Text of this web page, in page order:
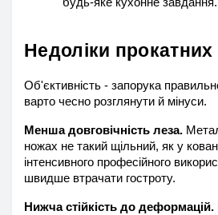
Недоліки
Об'єктивність - запорука
варто чесно розглянути й мінуси.
Менша довговічність леза.
ножах не такий щільний, як у
інтенсивного професійного
швидше втрачати гостроту.
Нижча стійкість до деформацій.